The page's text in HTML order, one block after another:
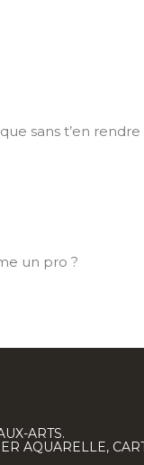
sans t’en
un pro ?
ARTS.
AQUARELLE,